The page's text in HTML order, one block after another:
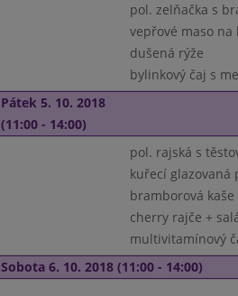
pol. zelňačka s
vepřové maso na
dušená rýže
bylinkový čaj s
Pátek 5. 10. 2018
(11:00 - 14:00)
pol. rajská s
kuřecí glazovaná
bramborová kaše
cherry rajče +
multivitamínový
Sobota 6. 10. 2018 (11:00 - 14:00)